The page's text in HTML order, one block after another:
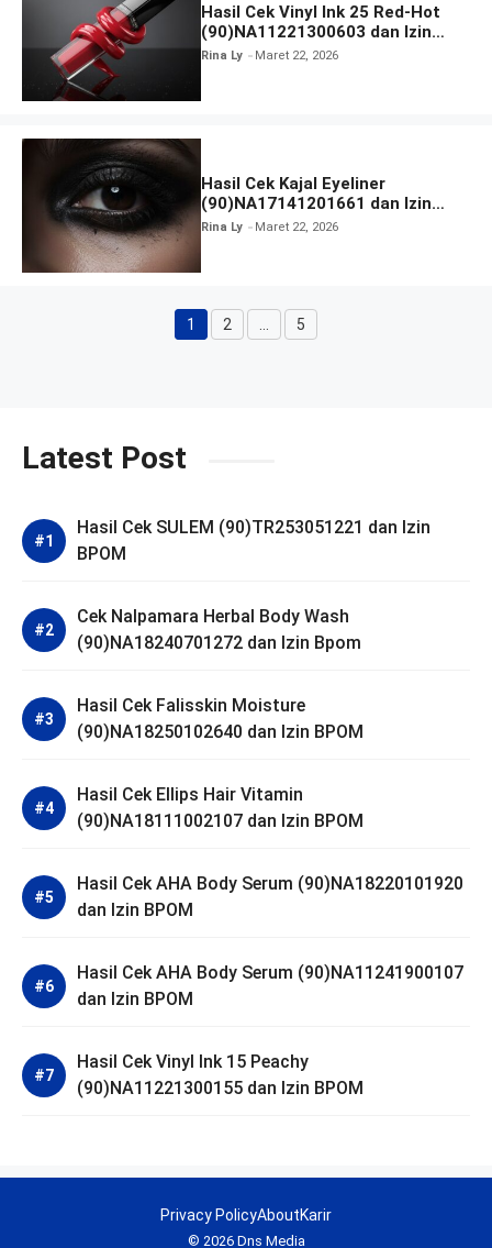
Hasil Cek Vinyl Ink 25 Red-Hot
(90)NA11221300603 dan Izin
BPOM
Rina Ly Maret 22, 2026
Hasil Cek Kajal Eyeliner
(90)NA17141201661 dan Izin
BPOM
Rina Ly Maret 22, 2026
Halaman
1 Halaman
2 5
Latest Post
Hasil Cek SULEM (90)TR253051221 dan Izin
BPOM
Cek Nalpamara Herbal Body Wash
(90)NA18240701272 dan Izin Bpom
Hasil Cek Falisskin Moisture
(90)NA18250102640 dan Izin BPOM
Hasil Cek Ellips Hair Vitamin
(90)NA18111002107 dan Izin BPOM
Hasil Cek AHA Body Serum (90)NA18220101920
dan Izin BPOM
Hasil Cek AHA Body Serum (90)NA11241900107
dan Izin BPOM
Hasil Cek Vinyl Ink 15 Peachy
(90)NA11221300155 dan Izin BPOM
© 2026 Dns Media
Privacy PolicyAboutKarir